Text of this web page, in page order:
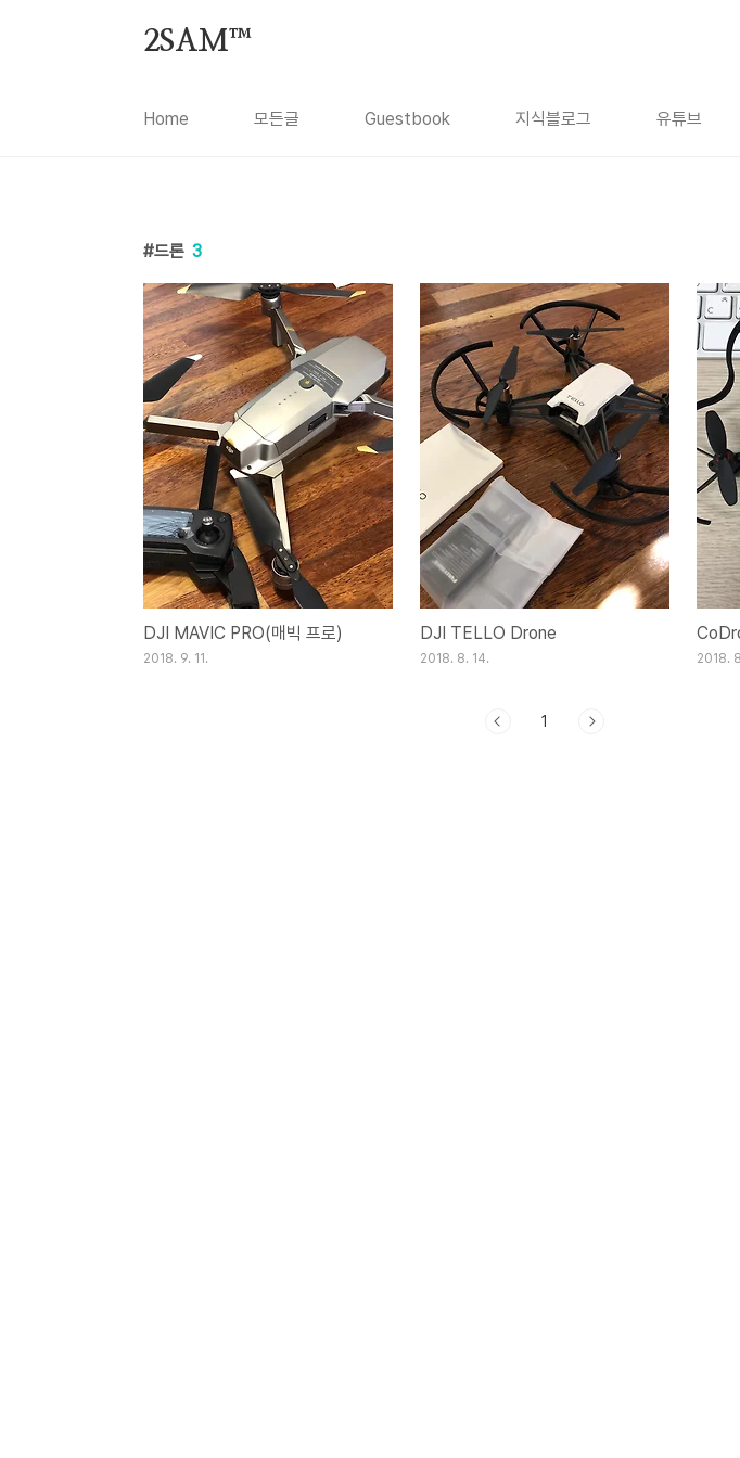
2SAM™
Home 모든글 Guestbook 지식블로그 유튜브
드론 3
DJI MAVIC PRO(매빅 프로)
2018. 9. 11.
DJI TELLO Drone
2018. 8. 14. 2018.
1